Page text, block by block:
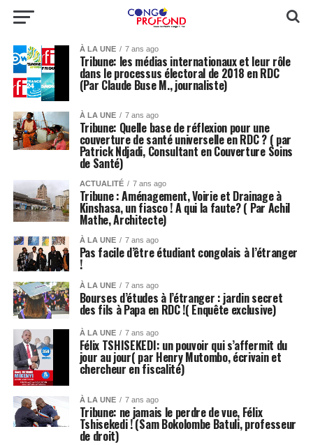
À LA UNE 7 ans ago
Tribune: les médias internationaux et leur rôle
dans le processus électoral de 2018 en RDC
(Par Claude Buse M., journaliste)
À LA UNE 7 ans ago
Tribune: Quelle base de réflexion pour une
couverture de santé universelle en RDC ? ( par
Patrick Ndjadi, Consultant en Couverture Soins
de Santé)
ACTUALITÉ 7 ans ago
Tribune : Aménagement, Voirie et Drainage à
Kinshasa, un fiasco ! A qui la faute? ( Par Achil
Mathe, Architecte)
À LA UNE 7 ans ago
Pas facile d’être étudiant congolais à l’étranger
!
À LA UNE 7 ans ago
Bourses d’études à l’étranger : jardin secret
des fils à Papa en RDC !( Enquête exclusive)
À LA UNE 7 ans ago
Félix TSHISEKEDI: un pouvoir qui s’affermit du
jour au jour( par Henry Mutombo, écrivain et
chercheur en fiscalité)
À LA UNE 7 ans ago
Tribune: ne jamais le perdre de vue, Félix
Tshisekedi ! (Sam Bokolombe Batuli, professeur
de droit)